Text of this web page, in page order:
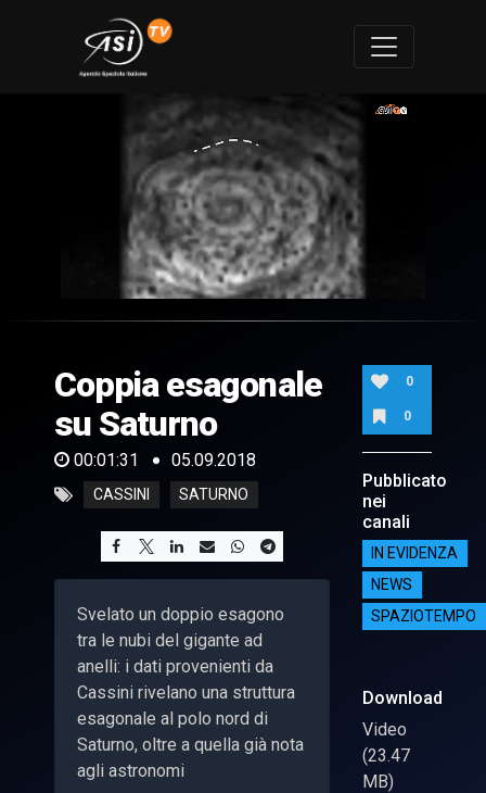
of
31
seconds
Coppia esagonale
su Saturno
00:01:31 05.09.2018
CASSINI SATURNO
Svelato un doppio esagono
tra le nubi del gigante ad
anelli: i dati provenienti da
Cassini rivelano una struttura
esagonale al polo nord di
Saturno, oltre a quella già nota
agli astronomi
0
0
Pubblicato
nei
canali
IN EVIDENZA
NEWS
SPAZIOTEMPO
Download
Video
(23.47
MB)